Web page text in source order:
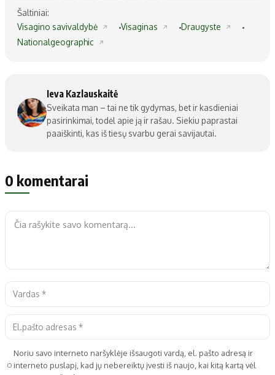
Šaltiniai:
Visagino savivaldybė
Visaginas
Draugyste
Nationalgeographic
Ieva Kazlauskaitė
Sveikata man – tai ne tik gydymas, bet ir kasdieniai
pasirinkimai, todėl apie ją ir rašau. Siekiu paprastai
paaiškinti, kas iš tiesų svarbu gerai savijautai.
0 komentarai
Noriu savo interneto naršyklėje išsaugoti vardą, el. pašto adresą ir
interneto puslapį, kad jų nebereiktų įvesti iš naujo, kai kitą kartą vėl